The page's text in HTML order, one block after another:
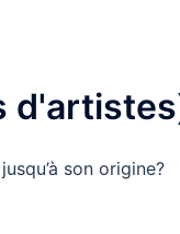
son origine?